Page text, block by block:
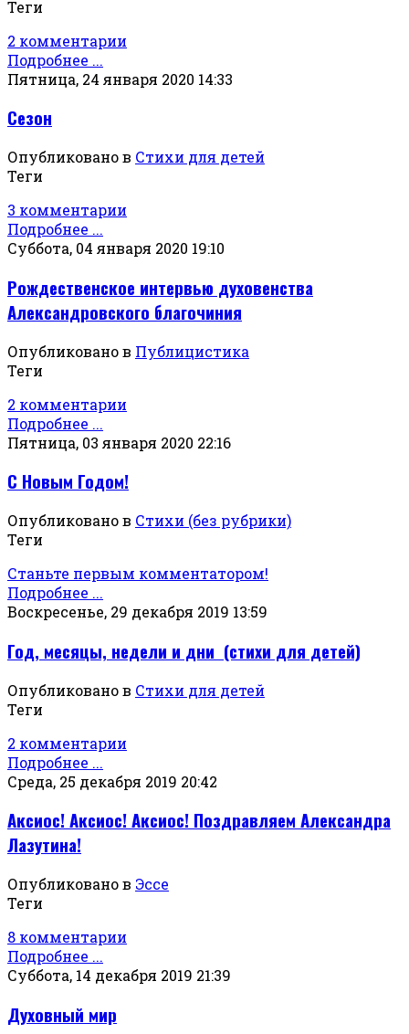
Теги
2 комментарии
Подробнее ...
Пятница, 24 января 2020 14:33
Сезон
Опубликовано в Стихи для детей
Теги
3 комментарии
Подробнее ...
Суббота, 04 января 2020 19:10
Рождественское интервью духовенства
Александровского благочиния
Опубликовано в Публицистика
Теги
2 комментарии
Подробнее ...
Пятница, 03 января 2020 22:16
С Новым Годом!
Опубликовано в Стихи (без рубрики)
Теги
Станьте первым комментатором!
Подробнее ...
Воскресенье, 29 декабря 2019 13:59
Год, месяцы, недели и дни (стихи для детей)
Опубликовано в Стихи для детей
Теги
2 комментарии
Подробнее ...
Среда, 25 декабря 2019 20:42
Аксиос! Аксиос! Аксиос! Поздравляем Александра
Лазутина!
Опубликовано в Эссе
Теги
8 комментарии
Подробнее ...
Суббота, 14 декабря 2019 21:39
Духовный мир